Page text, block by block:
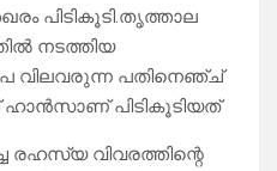
പിടികൂടി.തൃത്താല
നടത്തിയ
വിലവരുന്ന പതിനെഞ്ച്
ഹാൻസാണ് പിടികൂടിയത്
രഹസ്യ വിവരത്തിന്റെ